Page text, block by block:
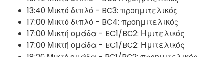
13:40 Μικτό διπλό - BC3: προημιτελικός
17:00 Μικτό διπλό - BC4: προημιτελικός
17:00 Μικτή ομάδα - BC1/BC2: Ημιτελικός
17:00 Μικτή ομάδα - BC1/BC2: Ημιτελικός